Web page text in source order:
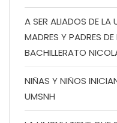
A SER ALIADOS DE
MADRES Y PADRES
BACHILLERATO
NIÑAS Y NIÑOS
UMSNH